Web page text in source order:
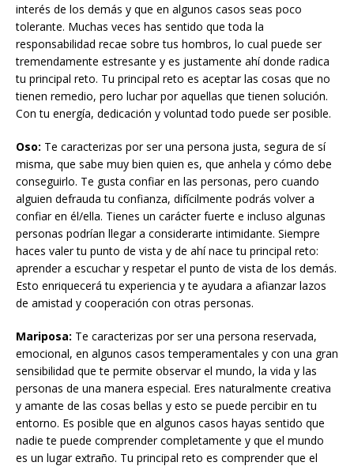
interés de los demás y que en algunos casos seas poco
tolerante. Muchas veces has sentido que toda la
responsabilidad recae sobre tus hombros, lo cual puede ser
tremendamente estresante y es justamente ahí donde radica
tu principal reto. Tu principal reto es aceptar las cosas que no
tienen remedio, pero luchar por aquellas que tienen solución.
Con tu energía, dedicación y voluntad todo puede ser posible.
Oso: Te caracterizas por ser una persona justa, segura de sí
misma, que sabe muy bien quien es, que anhela y cómo debe
conseguirlo. Te gusta confiar en las personas, pero cuando
alguien defrauda tu confianza, difícilmente podrás volver a
confiar en él/ella. Tienes un carácter fuerte e incluso algunas
personas podrían llegar a considerarte intimidante. Siempre
haces valer tu punto de vista y de ahí nace tu principal reto:
aprender a escuchar y respetar el punto de vista de los demás.
Esto enriquecerá tu experiencia y te ayudara a afianzar lazos
de amistad y cooperación con otras personas.
Mariposa: Te caracterizas por ser una persona reservada,
emocional, en algunos casos temperamentales y con una gran
sensibilidad que te permite observar el mundo, la vida y las
personas de una manera especial. Eres naturalmente creativa
y amante de las cosas bellas y esto se puede percibir en tu
entorno. Es posible que en algunos casos hayas sentido que
nadie te puede comprender completamente y que el mundo
es un lugar extraño. Tu principal reto es comprender que el